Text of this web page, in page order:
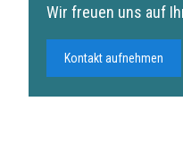
Wir freuen uns auf
Kontakt aufnehmen